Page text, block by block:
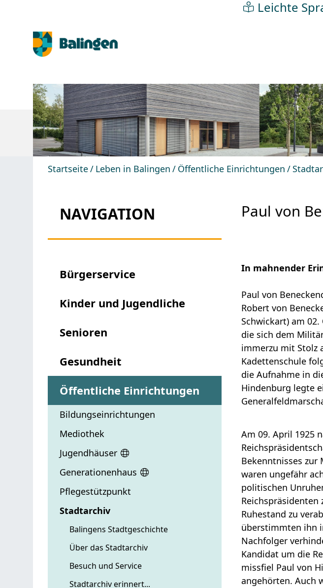
Leichte
Startseite Leben in Balingen Öffentliche Einrichtungen
NAVIGATION
Bürgerservice
Kinder und Jugendliche
Senioren
Gesundheit
Öffentliche Einrichtungen
Bildungseinrichtungen
Mediothek
Jugendhäuser
Generationenhaus
Pflegestützpunkt
Stadtarchiv
Balingens Stadtgeschichte
Über das Stadtarchiv
Besuch und Service
Stadtarchiv erinnert...
Paul von
In mahnender
Paul von
Robert von
Schwickart) am
die sich dem
immerzu mit Stolz
Kadettenschule
die Aufnahme in
Hindenburg legte
Am 09. April 1925
Bekenntnisses zur
waren ungefähr
politischen
Ruhestand zu
überstimmten ihn
Nachfolger
Kandidat um die
missfiel Paul von
angehörten. Auch